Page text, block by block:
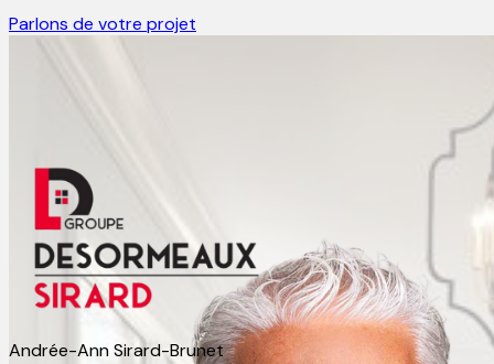
Parlons de votre projet
Andrée-Ann Sirard-Brunet